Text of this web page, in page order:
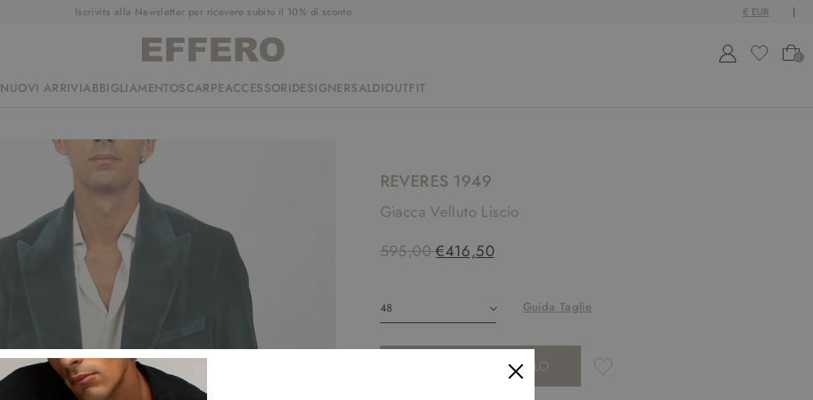
Iscrivita alla Newsletter per ricevere subito il 10% di sconto
0
NUOVI ARRIVIABBIGLIAMENTOSCARPEACCESSORIDESIGNERSALDIOUTFIT
REVERES 1949
Giacca Velluto Liscio
595,00 €416,50
Guida Taglie
AGGIUNGI AL CARRELLO